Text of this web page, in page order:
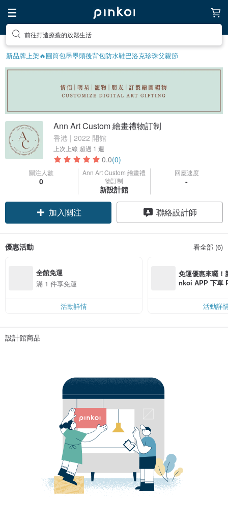
前往打造療癒的放鬆生活
新品牌上架🔥圓筒包墨墨頭後背包防水鞋巴洛克珍珠父親節
Ann Art Custom 繪畫禮物訂制
香港 | 2022 開館
上次上線 超過 1 週
0.0(0)
關注人數
0
Ann Art Custom 繪畫禮
物訂制
新設計館
回應速度
-
加入關注 聯絡設計師
優惠活動 看全部 (6)
全館免運
滿 1 件享免運
活動詳情
免運優惠來囉
nkoi APP 下單
活動詳
設計館商品